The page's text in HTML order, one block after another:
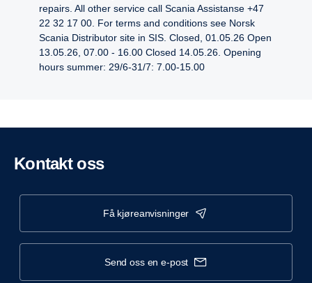
repairs. All other service call Scania Assistanse +47
22 32 17 00. For terms and conditions see Norsk
Scania Distributor site in SIS. Closed, 01.05.26 Open
13.05.26, 07.00 - 16.00 Closed 14.05.26. Opening
hours summer: 29/6-31/7: 7.00-15.00
Kontakt oss
få kjøreanvisninger
send oss en e-post